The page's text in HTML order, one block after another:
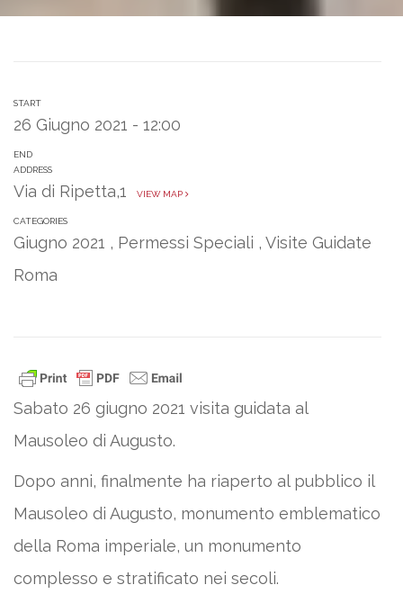
START
26 Giugno 2021 - 12:00
END
ADDRESS
Via di Ripetta,1 VIEW MAP
CATEGORIES
Giugno 2021 , Permessi Speciali , Visite Guidate
Roma
Sabato 26 giugno 2021 visita guidata al
Mausoleo di Augusto.
Dopo anni, finalmente ha riaperto al pubblico il
Mausoleo di Augusto, monumento emblematico
della Roma imperiale, un monumento
complesso e stratificato nei secoli.